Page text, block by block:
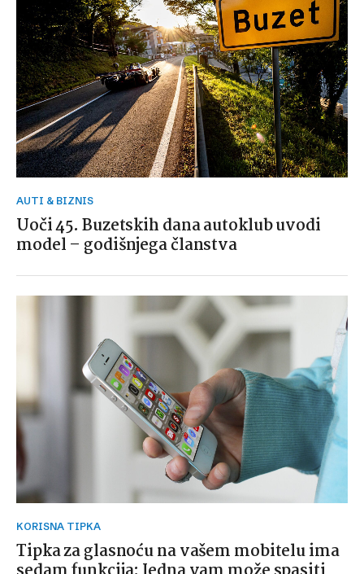
AUTI & BIZNIS
Uoči 45. Buzetskih dana autoklub uvodi
model – godišnjega članstva
KORISNA TIPKA
Tipka za glasnoću na vašem mobitelu ima